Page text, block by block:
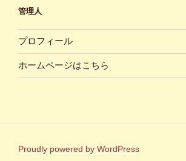
管理人
プロフィール
ホームページはこちら
Proudly powered by WordPress